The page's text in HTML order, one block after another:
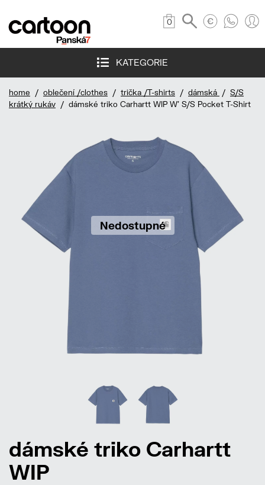
0
KATEGORIE
home / oblečení /clothes / trička /T-shirts / dámská / S/S
krátký rukáv / dámské triko Carhartt WIP W' S/S Pocket T-Shirt
Nedostupné
dámské triko Carhartt
WIP